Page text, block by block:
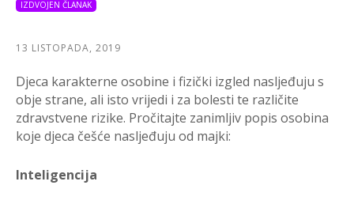
IZDVOJEN ČLANAK
13 LISTOPADA, 2019
Djeca karakterne osobine i fizički izgled nasljeđuju s
obje strane, ali isto vrijedi i za bolesti te različite
zdravstvene rizike. Pročitajte zanimljiv popis osobina
koje djeca češće nasljeđuju od majki:
Inteligencija